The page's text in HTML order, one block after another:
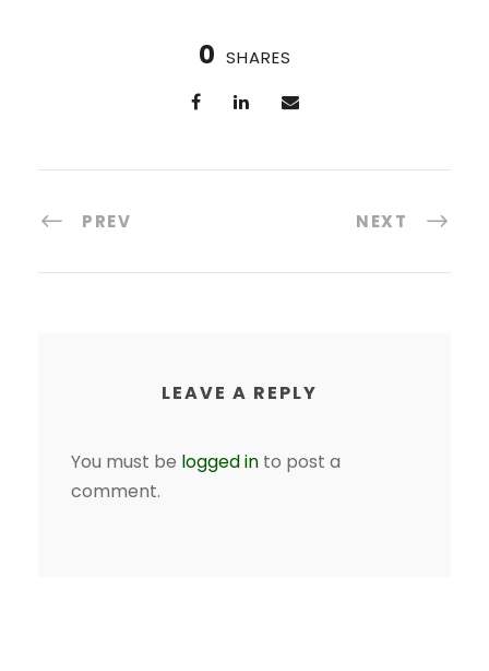
0 SHARES
PREV NEXT
LEAVE A REPLY
You must be logged in to post a
comment.